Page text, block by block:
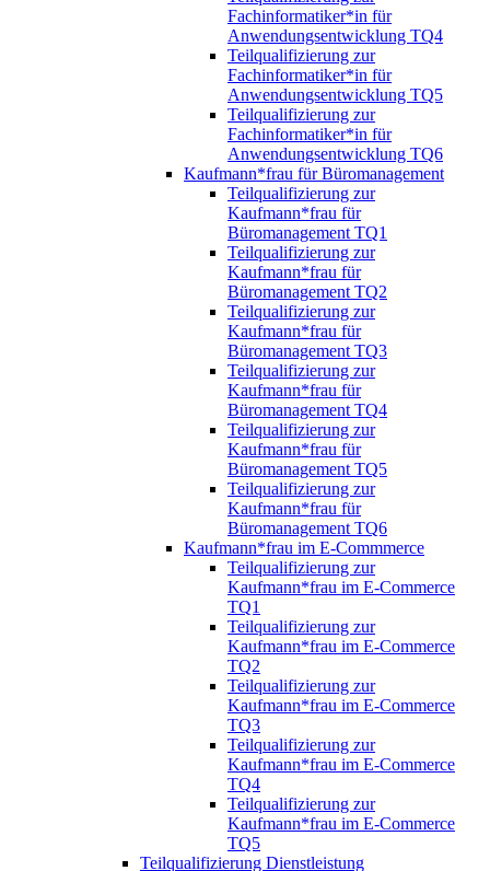
Fachinformatiker*in für
Anwendungsentwicklung TQ4
Teilqualifizierung zur
Fachinformatiker*in für
Anwendungsentwicklung TQ5
Teilqualifizierung zur
Fachinformatiker*in für
Anwendungsentwicklung TQ6
Kaufmann*frau für Büromanagement
Teilqualifizierung zur
Kaufmann*frau für
Büromanagement TQ1
Teilqualifizierung zur
Kaufmann*frau für
Büromanagement TQ2
Teilqualifizierung zur
Kaufmann*frau für
Büromanagement TQ3
Teilqualifizierung zur
Kaufmann*frau für
Büromanagement TQ4
Teilqualifizierung zur
Kaufmann*frau für
Büromanagement TQ5
Teilqualifizierung zur
Kaufmann*frau für
Büromanagement TQ6
Kaufmann*frau im E-Commmerce
Teilqualifizierung zur
Kaufmann*frau im E-Commerce
TQ1
Teilqualifizierung zur
Kaufmann*frau im E-Commerce
TQ2
Teilqualifizierung zur
Kaufmann*frau im E-Commerce
TQ3
Teilqualifizierung zur
Kaufmann*frau im E-Commerce
TQ4
Teilqualifizierung zur
Kaufmann*frau im E-Commerce
TQ5
Teilqualifizierung Dienstleistung